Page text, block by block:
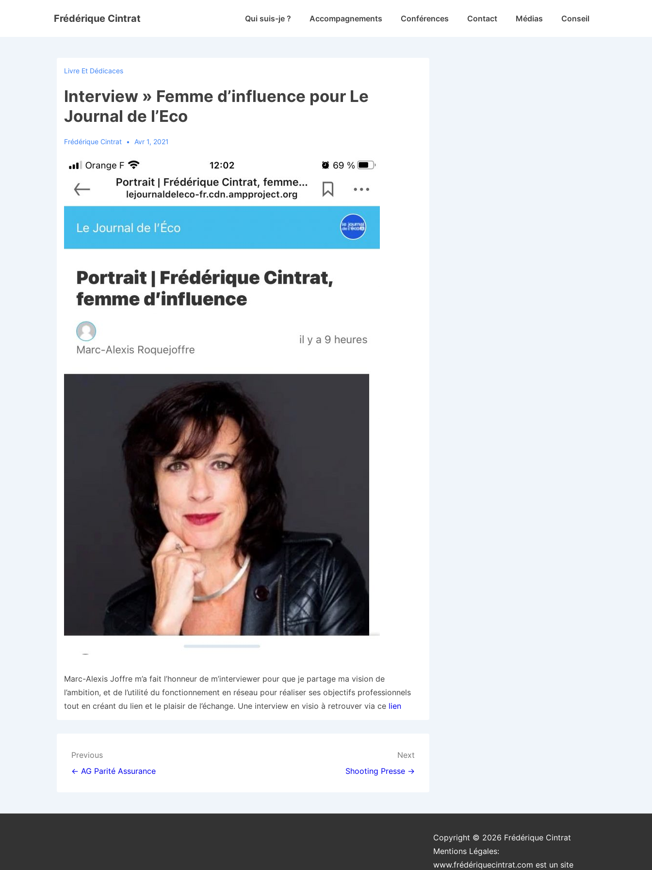
Frédérique Cintrat
MainQui suis-je ? Accompagnements Conférences Contact Médias Conseil
Livre Et Dédicaces
Interview » Femme d’influence pour Le
Journal de l’Eco
Frédérique Cintrat Avr 1, 2021
Marc-Alexis Joffre m’a fait l’honneur de m’interviewer pour que je partage ma vision de
l’ambition, et de l’utilité du fonctionnement en réseau pour réaliser ses objectifs professionnels
tout en créant du lien et le plaisir de l’échange. Une interview en visio à retrouver via ce lien
Navigation
de
Previous
← AG Parité Assurance
Next
Shooting Presse →
Copyright © 2026 Frédérique Cintrat
Mentions Légales:
www.frédériquecintrat.com est un site